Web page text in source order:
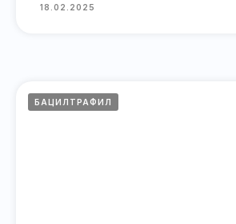
18.02.2025
БАЦИЛТРАФИЛ